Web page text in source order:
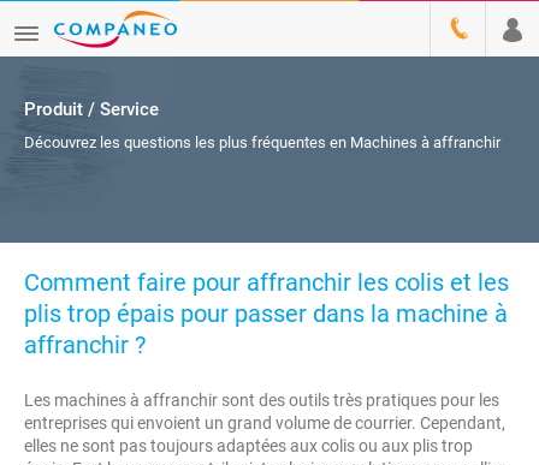
Produit / Service
Découvrez les questions les plus fréquentes en Machines à affranchir
Comment faire pour affranchir les colis et les
plis trop épais pour passer dans la machine à
affranchir ?
Les machines à affranchir sont des outils très pratiques pour les
entreprises qui envoient un grand volume de courrier. Cependant,
elles ne sont pas toujours adaptées aux colis ou aux plis trop